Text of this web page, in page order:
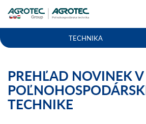
TECHNIKA
PREHĽAD NOVINEK V
TECHNIKE